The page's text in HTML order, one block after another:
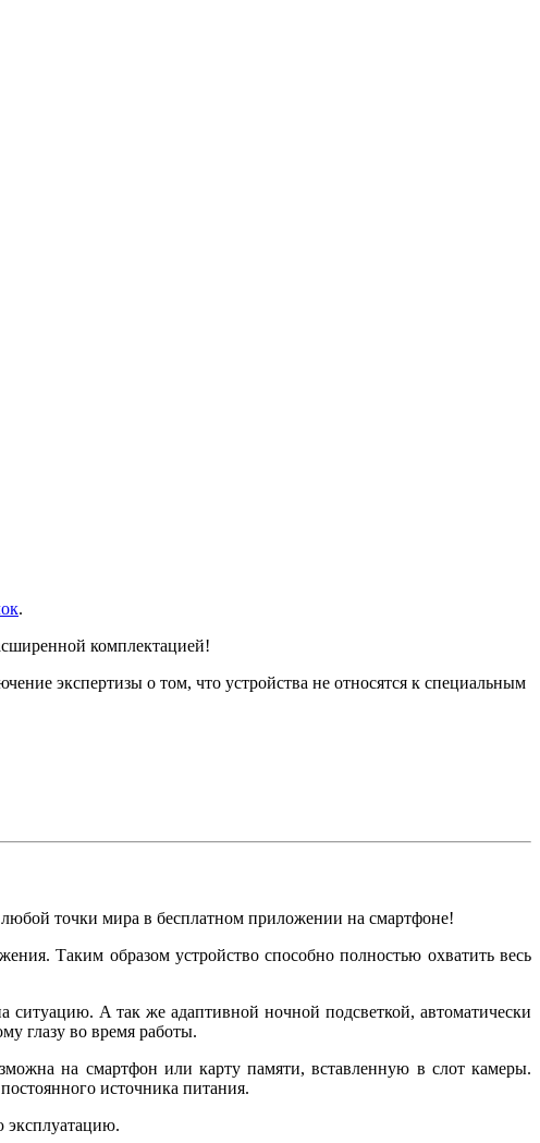
.
комплектацией!
экспертизы о том, что устройства не относятся к специальным
точки мира в бесплатном приложении на смартфоне!
Таким образом устройство способно полностью охватить весь
ситуацию. А так же адаптивной ночной подсветкой, автоматически
глазу во время работы.
на смартфон или карту памяти, вставленную в слот камеры.
источника питания.
эксплуатацию.